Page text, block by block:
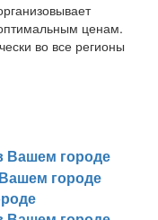
ценам.
во все регионы